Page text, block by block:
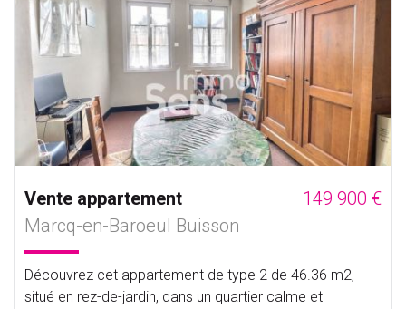
Vente appartement
149 900 €
Marcq-en-Baroeul Buisson
Découvrez cet appartement de type 2 de 46.36 m2,
situé en rez-de-jardin, dans un quartier calme et